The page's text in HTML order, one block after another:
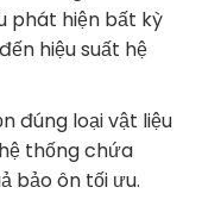
phát hiện bất kỳ
hiệu suất hệ
đúng loại vật liệu
thống chứa
bảo ôn tối ưu.